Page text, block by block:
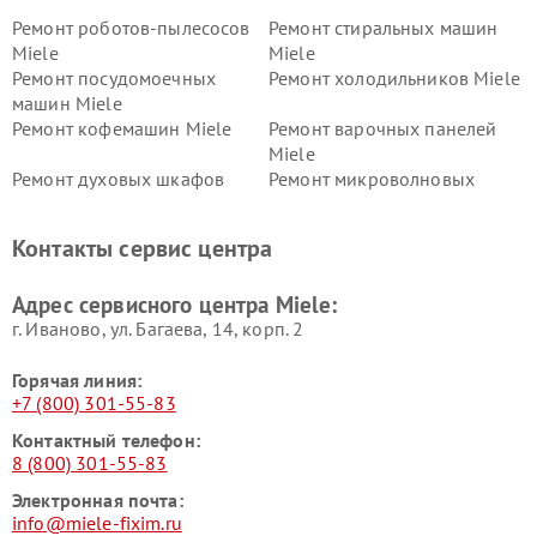
Ремонт роботов-пылесосов
Miele
Ремонт стиральных машин
Miele
Ремонт посудомоечных
машин Miele
Ремонт холодильников Miele
Ремонт кофемашин Miele
Ремонт варочных панелей
Miele
Ремонт духовых шкафов
Ремонт микроволновых
Miele
Miele
пылесосов Miele
Контакты сервис центра
Адрес сервисного центра Miele:
г. Иваново, ул. Багаева, 14, корп. 2
Горячая линия:
+7 (800) 301-55-83
Контактный телефон:
8 (800) 301-55-83
Электронная почта:
info@miele-fixim.ru